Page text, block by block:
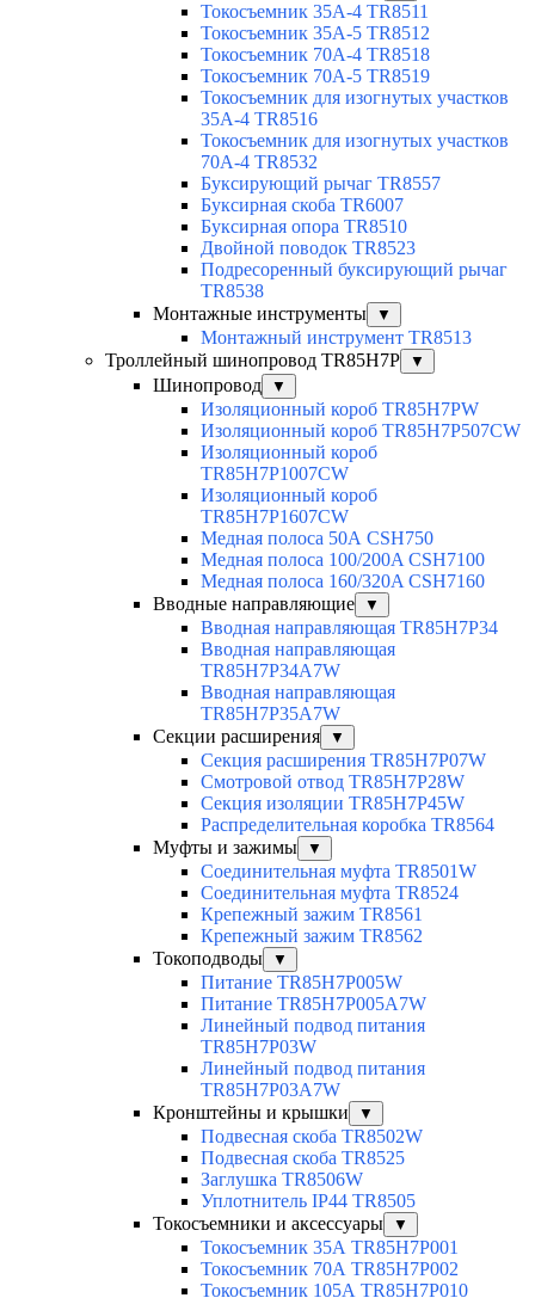
Токосъемник 35А-4 TR8511
Токосъемник 35А-5 TR8512
Токосъемник 70А-4 TR8518
Токосъемник 70А-5 TR8519
Токосъемник для изогнутых участков
35А-4 TR8516
Токосъемник для изогнутых участков
70А-4 TR8532
Буксирующий рычаг TR8557
Буксирная скоба TR6007
Буксирная опора TR8510
Двойной поводок TR8523
Подресоренный буксирующий рычаг
TR8538
Монтажные инструменты
▼
Монтажный инструмент TR8513
Троллейный шинопровод TR85H7P
▼
Шинопровод ▼
Изоляционный короб TR85H7PW
Изоляционный короб TR85H7P507CW
Изоляционный короб
TR85H7P1007CW
Изоляционный короб
TR85H7P1607CW
Медная полоса 50А CSH750
Медная полоса 100/200A CSH7100
Медная полоса 160/320A CSH7160
Вводные направляющие
▼
Вводная направляющая TR85H7P34
Вводная направляющая
TR85H7P34A7W
Вводная направляющая
TR85H7P35A7W
Секции расширения
▼
Секция расширения TR85H7P07W
Смотровой отвод TR85H7P28W
Секция изоляции TR85H7P45W
Распределительная коробка TR8564
Муфты и зажимы
▼
Соединительная муфта TR8501W
Соединительная муфта TR8524
Крепежный зажим TR8561
Крепежный зажим TR8562
Токоподводы
▼
Питание TR85H7P005W
Питание TR85H7P005A7W
Линейный подвод питания
TR85H7P03W
Линейный подвод питания
TR85H7P03A7W
Кронштейны и крышки
▼
Подвесная скоба TR8502W
Подвесная скоба TR8525
Заглушка TR8506W
Уплотнитель IP44 TR8505
Токосъемники и аксессуары
▼
Токосъемник 35А TR85H7P001
Токосъемник 70А TR85H7P002
Токосъемник 105А TR85H7P010